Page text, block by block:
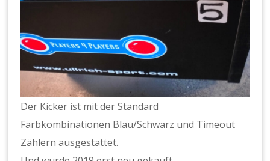
Der Kicker ist mit der Standard
Farbkombinationen Blau/Schwarz und Timeout
Zählern ausgestattet.